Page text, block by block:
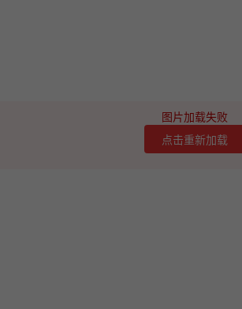
图片加载失败
点击重新加载